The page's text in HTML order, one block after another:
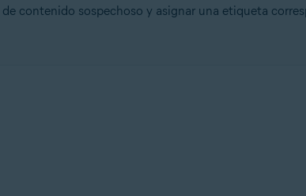
contenido sospechoso y asignar una etiqueta